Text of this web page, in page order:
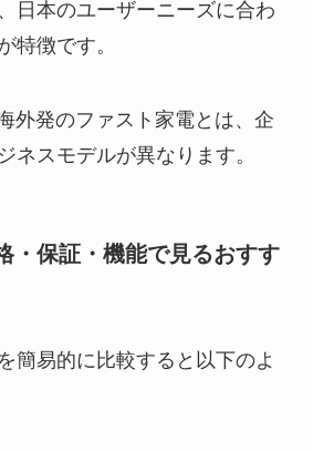
日本のユーザーニーズに合わ
特徴です。
外発のファスト家電とは、企
ネスモデルが異なります。
・保証・機能で見るおすす
簡易的に比較すると以下のよ